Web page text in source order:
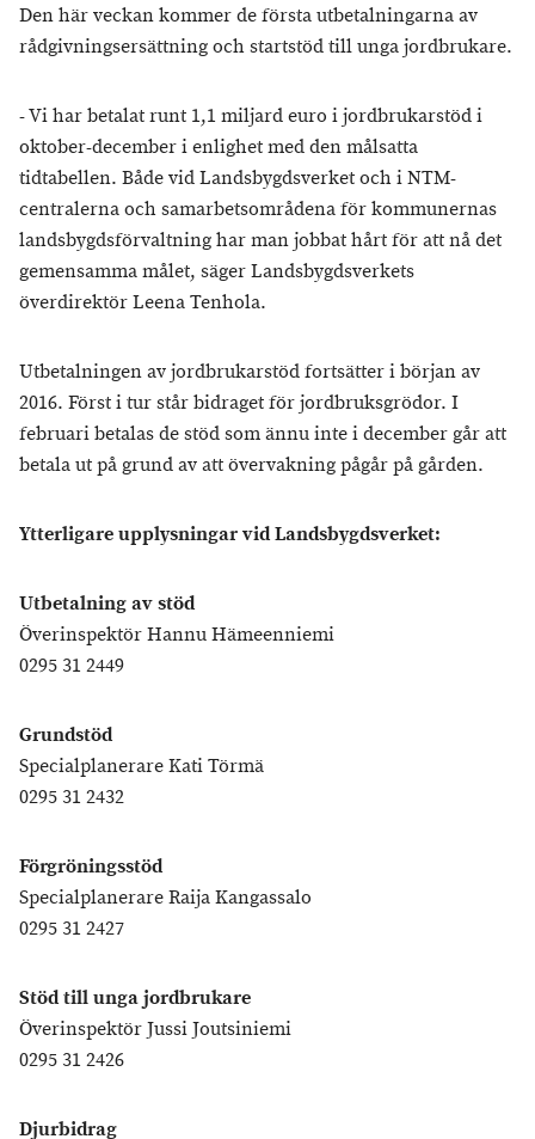
Den här veckan kommer de första utbetalningarna av
rådgivningsersättning och startstöd till unga jordbrukare.
- Vi har betalat runt 1,1 miljard euro i jordbrukarstöd i
oktober-december i enlighet med den målsatta
tidtabellen. Både vid Landsbygdsverket och i NTM-
centralerna och samarbetsområdena för kommunernas
landsbygdsförvaltning har man jobbat hårt för att nå det
gemensamma målet, säger Landsbygdsverkets
överdirektör Leena Tenhola.
Utbetalningen av jordbrukarstöd fortsätter i början av
2016. Först i tur står bidraget för jordbruksgrödor. I
februari betalas de stöd som ännu inte i december går att
betala ut på grund av att övervakning pågår på gården.
Ytterligare upplysningar vid Landsbygdsverket:
Utbetalning av stöd
Överinspektör Hannu Hämeenniemi
0295 31 2449
Grundstöd
Specialplanerare Kati Törmä
0295 31 2432
Förgröningsstöd
Specialplanerare Raija Kangassalo
0295 31 2427
Stöd till unga jordbrukare
Överinspektör Jussi Joutsiniemi
0295 31 2426
Djurbidrag